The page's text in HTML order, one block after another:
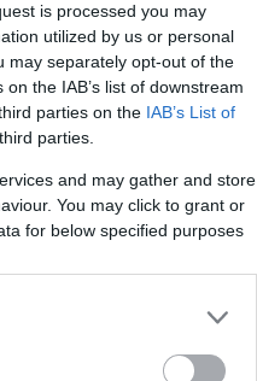
is processed you may
utilized by us or personal
may separately opt-out of the
the IAB’s list of downstream
parties on the IAB’s List of
parties.
and may gather and store
You may click to grant or
for below specified purposes
λιμένων
το